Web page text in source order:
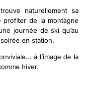
naturellement sa
profiter de la montagne
journée de ski qu’au
en station.
à l’image de la
hiver.